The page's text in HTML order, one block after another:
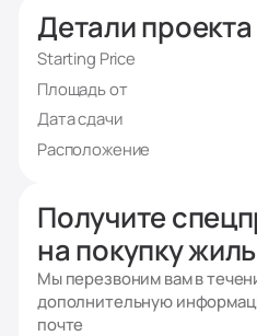
Детали проекта
Starting Price
Площадь от
Дата сдачи
Расположение
Получите
на покупку
Мы перезвоним вам в
дополнительную
почте